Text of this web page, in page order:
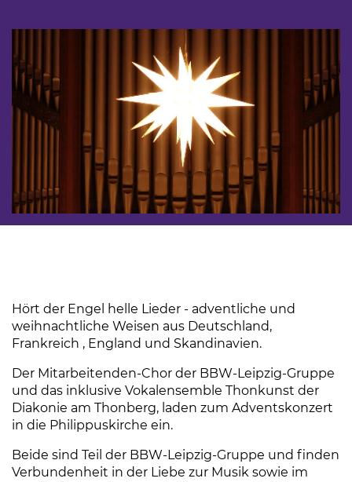
Hört der Engel helle Lieder - adventliche und
weihnachtliche Weisen aus Deutschland,
Frankreich , England und Skandinavien.
Der Mitarbeitenden-Chor der BBW-Leipzig-Gruppe
und das inklusive Vokalensemble Thonkunst der
Diakonie am Thonberg, laden zum Adventskonzert
in die Philippuskirche ein.
Beide sind Teil der BBW-Leipzig-Gruppe und finden
Verbundenheit in der Liebe zur Musik sowie im